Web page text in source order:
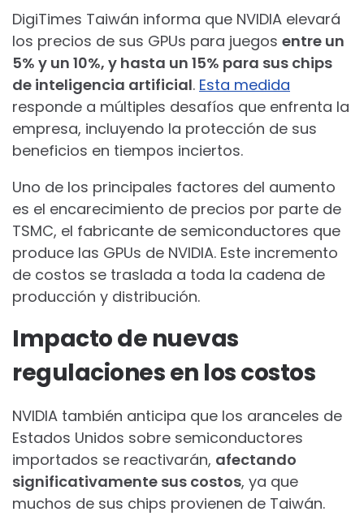
DigiTimes Taiwán informa que NVIDIA elevará
los precios de sus GPUs para juegos entre un
5% y un 10%, y hasta un 15% para sus chips
de inteligencia artificial. Esta medida
responde a múltiples desafíos que enfrenta la
empresa, incluyendo la protección de sus
beneficios en tiempos inciertos.
Uno de los principales factores del aumento
es el encarecimiento de precios por parte de
TSMC, el fabricante de semiconductores que
produce las GPUs de NVIDIA. Este incremento
de costos se traslada a toda la cadena de
producción y distribución.
Impacto de nuevas
regulaciones en los costos
NVIDIA también anticipa que los aranceles de
Estados Unidos sobre semiconductores
importados se reactivarán, afectando
significativamente sus costos, ya que
muchos de sus chips provienen de Taiwán.